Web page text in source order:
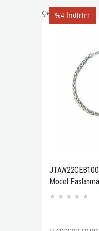
Çelik Bileklik
Model
Janti Garantili
★ ★ ★ ★ ★
%4 İndirim